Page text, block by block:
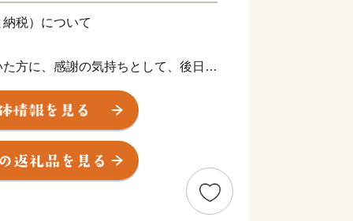
税）について
方に、感謝の気持ちとして、後日、
産品など）を贈呈いたします。
必要な寄附金額が異なりますのでご